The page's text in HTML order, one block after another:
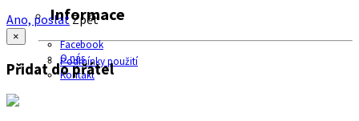
Informace
Facebook
O nás
Podmínky použití
Kontakt
Ano, poslatZpět
×
Přidat do přátel